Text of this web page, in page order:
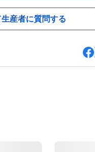
産者に質問する